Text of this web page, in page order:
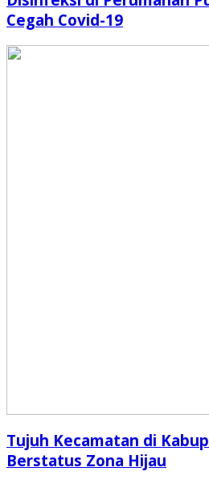
Cegah Covid-19
Tujuh Kecamatan di
Berstatus Zona Hijau